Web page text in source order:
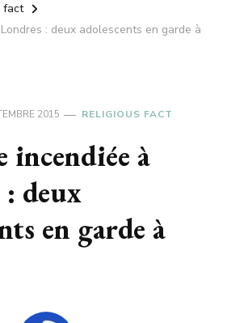
fact
: deux adolescents en garde à
2015 RELIGIOUS FACT
incendiée à
deux
en garde à